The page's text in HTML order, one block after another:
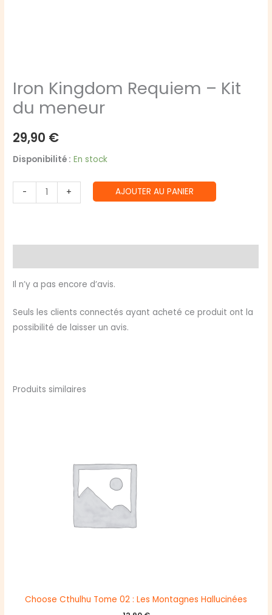
Iron Kingdom Requiem – Kit
du meneur
29,90 €
Disponibilité : En stock
-
quantité
de
Kit
meneur
+ AJOUTER AU PANIER
Il n’y a pas encore d’avis.
Seuls les clients connectés ayant acheté ce produit ont la
possibilité de laisser un avis.
Produits similaires
Choose Cthulhu Tome 02 : Les Montagnes Hallucinées